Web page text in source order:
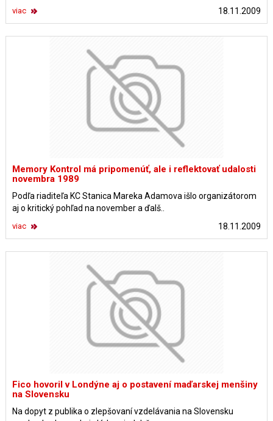
18.11.2009
viac
Memory Kontrol má pripomenúť, ale i reflektovať udalosti
novembra 1989
Podľa riaditeľa KC Stanica Mareka Adamova išlo organizátorom
aj o kritický pohľad na november a ďalš..
18.11.2009
viac
Fico hovoril v Londýne aj o postavení maďarskej menšiny
na Slovensku
Na dopyt z publika o zlepšovaní vzdelávania na Slovensku